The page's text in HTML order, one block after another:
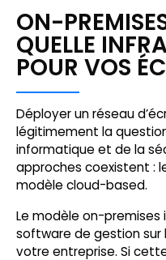
ON-
QUELLE
POUR VOS
Déployer un réseau
légitimement la
informatique et de la
approches coexistent :
modèle cloud-based.
Le modèle on-premises
software de gestion sur
votre entreprise. Si